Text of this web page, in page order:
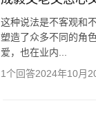
这种说法是不客观和
塑造了众多不同的角
爱，也在业内...
1个回答2024年10月